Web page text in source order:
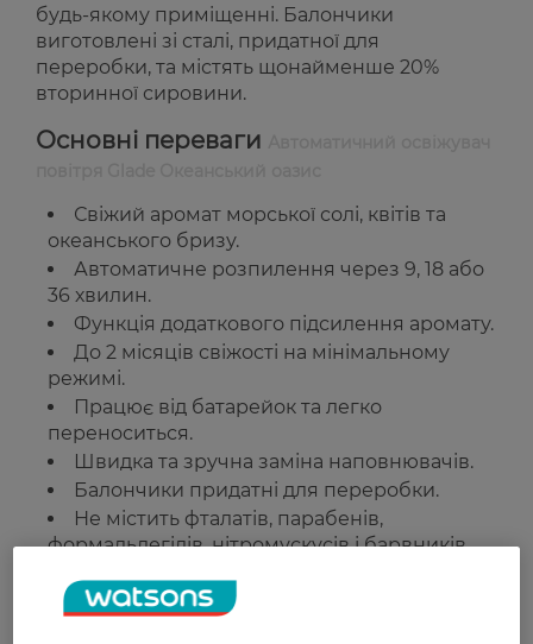
будь-якому приміщенні. Балончики
виготовлені зі сталі, придатної для
переробки, та містять щонайменше 20%
вторинної сировини.
Основні переваги
Свіжий аромат морської солі, квітів та
океанського бризу.
Автоматичне розпилення через 9, 18 або
36 хвилин.
Функція додаткового підсилення аромату.
До 2 місяців свіжості на мінімальному
режимі.
Працює від батарейок та легко
переноситься.
Швидка та зручна заміна наповнювачів.
Балончики придатні для переробки.
Не містить фталатів, парабенів,
формальдегідів, нітромускусів і барвників.
Країна-виробник: